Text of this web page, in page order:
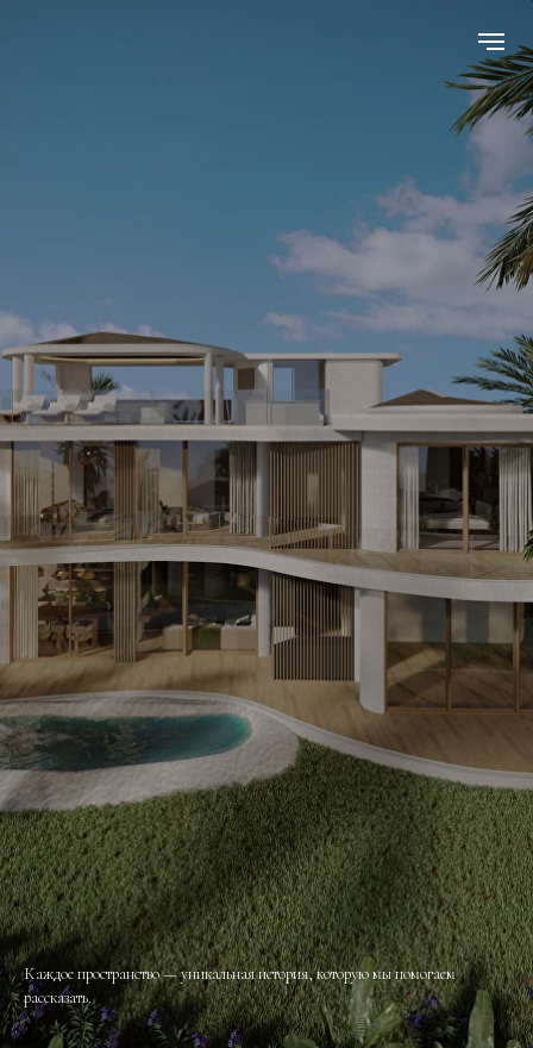
Каждое пространство — уникальная история, которую мы помогаем
рассказать.